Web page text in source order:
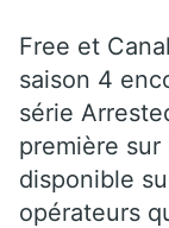
Free et
saison 4
série
première sur
disponible
opérateurs